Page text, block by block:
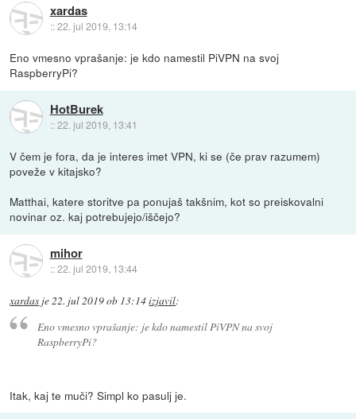
xardas
::22. jul 2019, 13:14
Eno vmesno vprašanje: je kdo namestil PiVPN na svoj
RaspberryPi?
HotBurek
::22. jul 2019, 13:41
V čem je fora, da je interes imet VPN, ki se (če prav razumem)
poveže v kitajsko?
Matthai, katere storitve pa ponujaš takšnim, kot so preiskovalni
novinar oz. kaj potrebujejo/iščejo?
mihor
::22. jul 2019, 13:44
xardas je 22. jul 2019 ob 13:14izjavil:
Eno vmesno vprašanje: je kdo namestil PiVPN na svoj
RaspberryPi?
Itak, kaj te muči? Simpl ko pasulj je.